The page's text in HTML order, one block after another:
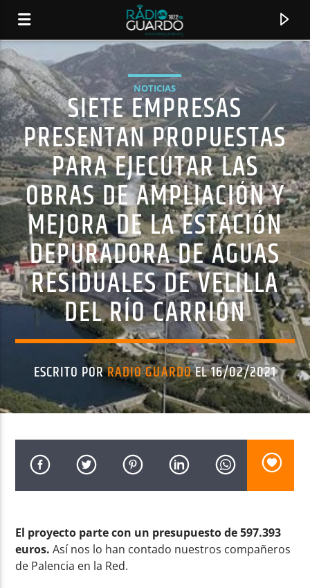
CANCIÓN ACTUAL
TÍTULO
ARTISTA
Radio AMGu
NOTICIAS
SIETE EMPRESAS
PRESENTAN PROPUESTAS
PARA EJECUTAR LAS
OBRAS DE AMPLIACIÓN Y
MEJORA DE LA ESTACIÓN
DEPURADORA DE AGUAS
RESIDUALES DE VELILLA
DEL RÍO CARRIÓN
ESCRITO PORRADIO GUARDOEL 16/02/2021
El proyecto parte con un presupuesto de 597.393
euros. Así nos lo han contado nuestros compañeros
de Palencia en la Red.